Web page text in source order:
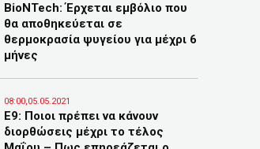
BioNTech: Έρχεται εμβόλιο που
θα αποθηκεύεται σε
θερμοκρασία ψυγείου για μέχρι 6
μήνες
08:00,05.05.2021
Ε9: Ποιοι πρέπει να κάνουν
διορθώσεις μέχρι το τέλος